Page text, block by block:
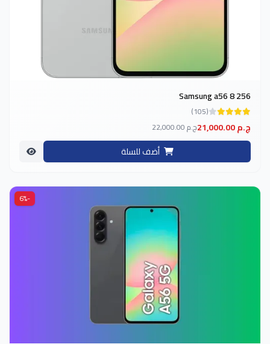
Samsung a56 8 256
(105)
21,000.00 ج.م 22,000.00 ج.م
أضف للسلة
-6%